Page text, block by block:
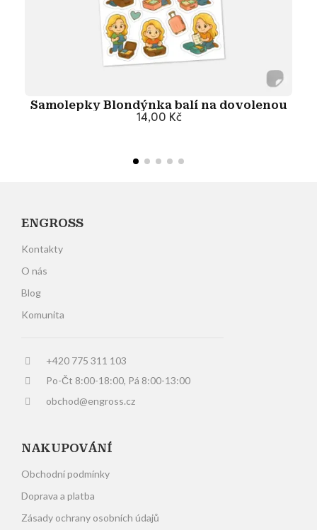
Samolepky Blondýnka balí na dovolenou
14,00 Kč
Přidat do košíku
ENGROSS
Kontakty
O nás
Blog
Komunita
+420 775 311 103
Po-Čt 8:00-18:00, Pá 8:00-13:00
obchod@engross.cz
NAKUPOVÁNÍ
Obchodní podmínky
Doprava a platba
Zásady ochrany osobních údajů